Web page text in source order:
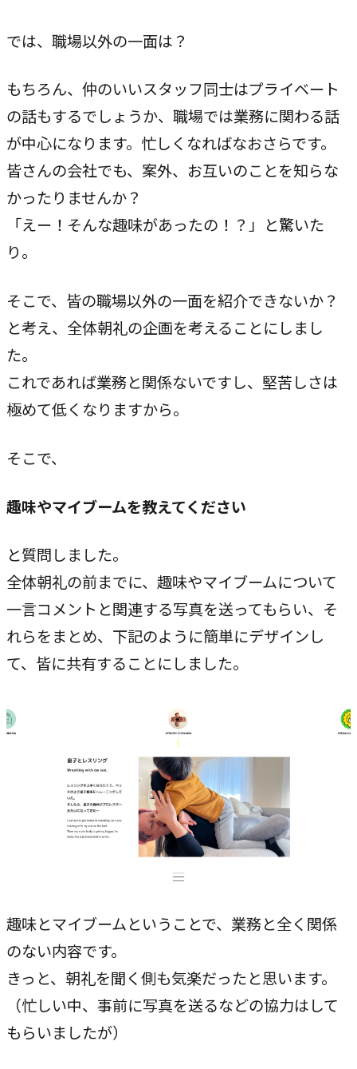
では、職場以外の一面は？
もちろん、仲のいいスタッフ同士はプライベート
の話もするでしょうか、職場では業務に関わる話
が中心になります。忙しくなればなおさらです。
皆さんの会社でも、案外、お互いのことを知らな
かったりませんか？
「えー！そんな趣味があったの！？」と驚いた
り。
そこで、皆の職場以外の一面を紹介できないか？
と考え、全体朝礼の企画を考えることにしまし
た。
これであれば業務と関係ないですし、堅苦しさは
極めて低くなりますから。
そこで、
趣味やマイブームを教えてください
と質問しました。
全体朝礼の前までに、趣味やマイブームについて
一言コメントと関連する写真を送ってもらい、そ
れらをまとめ、下記のように簡単にデザインし
て、皆に共有することにしました。
趣味とマイブームということで、業務と全く関係
のない内容です。
きっと、朝礼を聞く側も気楽だったと思います。
（忙しい中、事前に写真を送るなどの協力はして
もらいましたが）